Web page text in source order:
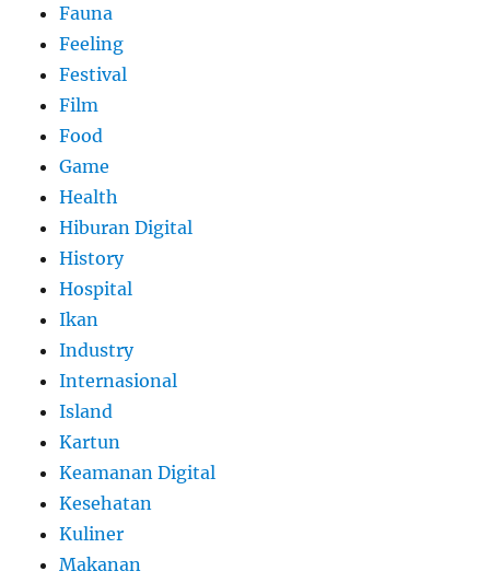
Fauna
Feeling
Festival
Film
Food
Game
Health
Hiburan Digital
History
Hospital
Ikan
Industry
Internasional
Island
Kartun
Keamanan Digital
Kesehatan
Kuliner
Makanan